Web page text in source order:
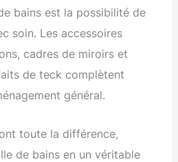
bains est la possibilité de
soin. Les accessoires
cadres de miroirs et
de teck complètent
général.
toute la différence,
de bains en un véritable